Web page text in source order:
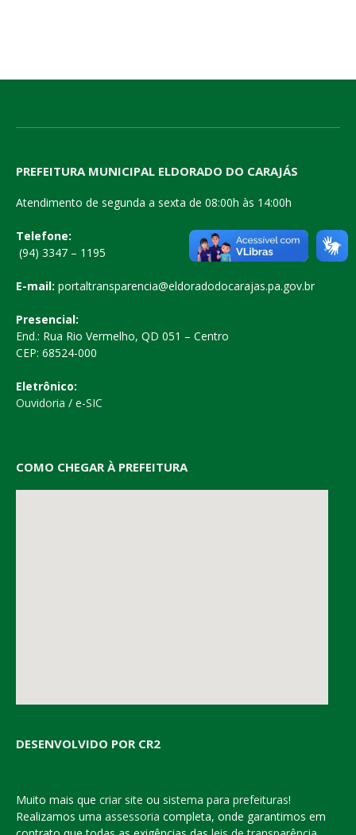
PREFEITURA MUNICIPAL ELDORADO DO CARAJÁS
Atendimento de segunda a sexta de 08:00h às 14:00h
Telefone:
(94) 3347 – 1195
E-mail: portaltransparencia@eldoradodocarajas.pa.gov.br
Presencial:
End.: Rua Rio Vermelho, QD 051 – Centro
CEP: 68524-000
Eletrônico:
Ouvidoria / e-SIC
COMO CHEGAR À PREFEITURA
DESENVOLVIDO POR CR2
Muito mais que criar site ou sistema para prefeituras!
Realizamos uma assessoria completa, onde garantimos em